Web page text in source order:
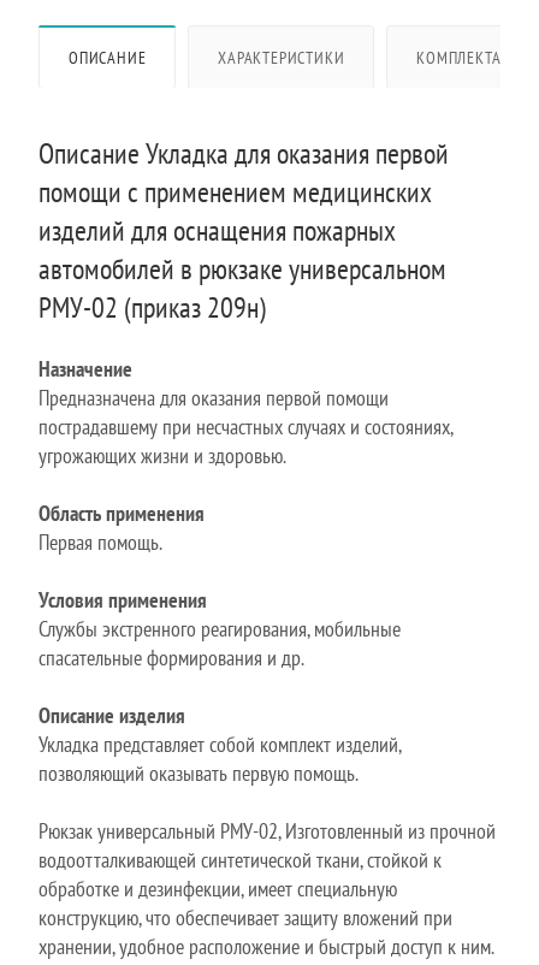
ОПИСАНИЕ ХАРАКТЕРИСТИКИ КОМПЛЕКТАЦИЯ
Описание Укладка для оказания первой
помощи с применением медицинских
изделий для оснащения пожарных
автомобилей в рюкзаке универсальном
РМУ-02 (приказ 209н)
Назначение
Предназначена для оказания первой помощи
пострадавшему при несчастных случаях и состояниях,
угрожающих жизни и здоровью.
Область применения
Первая помощь.
Условия применения
Службы экстренного реагирования, мобильные
спасательные формирования и др.
Описание изделия
Укладка представляет собой комплект изделий,
позволяющий оказывать первую помощь.
Рюкзак универсальный РМУ-02, Изготовленный из прочной
водоотталкивающей синтетической ткани, стойкой к
обработке и дезинфекции, имеет специальную
конструкцию, что обеспечивает защиту вложений при
хранении, удобное расположение и быстрый доступ к ним.